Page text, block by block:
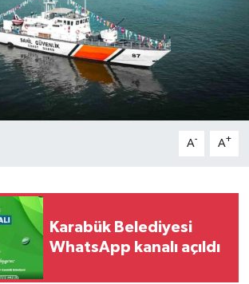
A- A+
Karabük Belediyesi
WhatsApp kanalı açıldı